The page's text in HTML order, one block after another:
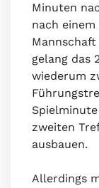
Minuten
nach
gelang das
wiederum
zweiten
ausbauen.
Allerdings